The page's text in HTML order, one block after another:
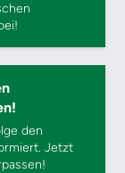
den
Jetzt